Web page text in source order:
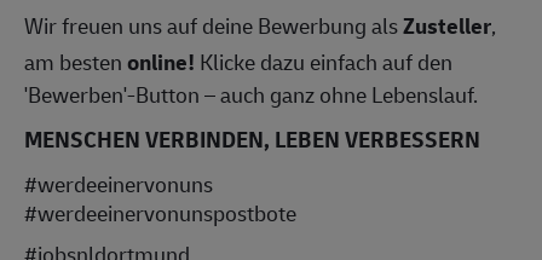
Wir freuen uns auf deine Bewerbung alsZusteller,
am bestenonline! Klicke dazu einfach auf den
'Bewerben'-Button – auch ganz ohne Lebenslauf.
MENSCHEN VERBINDEN, LEBEN VERBESSERN
#werdeeinervonuns
#werdeeinervonunspostbote
#jobsnldortmund